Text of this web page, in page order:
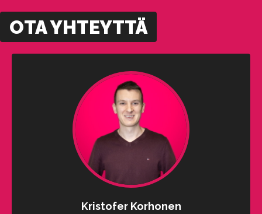
OTA YHTEYTTÄ
Kristofer Korhonen